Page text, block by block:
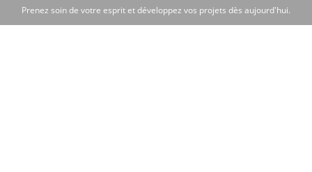
Prenez soin de votre esprit et développez vos projets dès aujourd'hui.